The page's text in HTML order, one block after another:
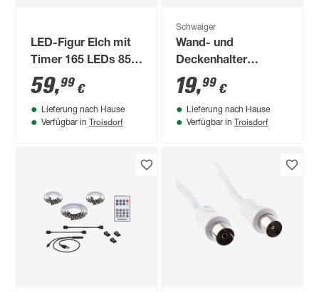
LED-Figur Elch mit
Timer 165 LEDs 85
cm
59,99 €
Lieferung nach Hause
Verfügbar in Troisdorf
Schwaiger
Wand- und
Deckenhalter
'Beamer' für
Projektoren und
Beamer
19,99 €
Lieferung nach Hause
Verfügbar in Troisdorf